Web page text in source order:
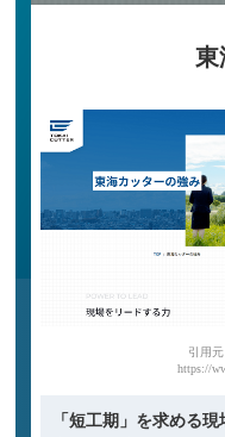
東
引用
https://
「短工期」を求める現